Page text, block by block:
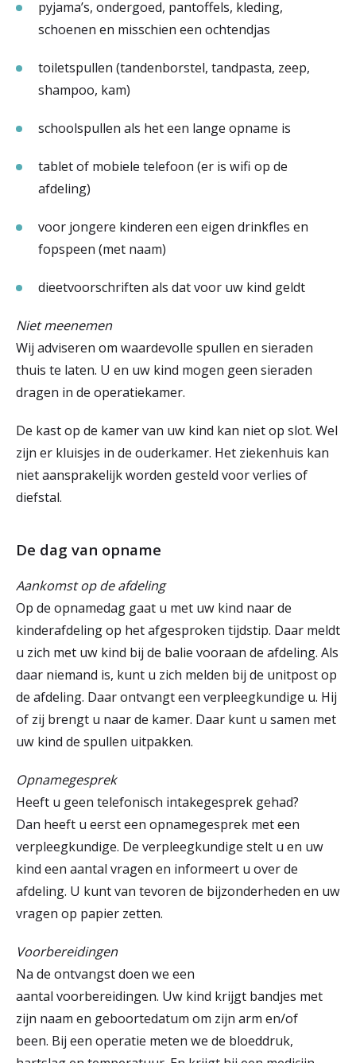
pyjama’s, ondergoed, pantoffels, kleding,
schoenen en misschien een ochtendjas
toiletspullen (tandenborstel, tandpasta, zeep,
shampoo, kam)
schoolspullen als het een lange opname is
tablet of mobiele telefoon (er is wifi op de
afdeling)
voor jongere kinderen een eigen drinkfles en
fopspeen (met naam)
dieetvoorschriften als dat voor uw kind geldt
Niet meenemen
Wij adviseren om waardevolle spullen en sieraden
thuis te laten. U en uw kind mogen geen sieraden
dragen in de operatiekamer.
De kast op de kamer van uw kind kan niet op slot. Wel
zijn er kluisjes in de ouderkamer. Het ziekenhuis kan
niet aansprakelijk worden gesteld voor verlies of
diefstal.
De dag van opname
Aankomst op de afdeling
Op de opnamedag gaat u met uw kind naar de
kinderafdeling op het afgesproken tijdstip. Daar meldt
u zich met uw kind bij de balie vooraan de afdeling. Als
daar niemand is, kunt u zich melden bij de unitpost op
de afdeling. Daar ontvangt een verpleegkundige u. Hij
of zij brengt u naar de kamer. Daar kunt u samen met
uw kind de spullen uitpakken.
Opnamegesprek
Heeft u geen telefonisch intakegesprek gehad?
Dan heeft u eerst een opnamegesprek met een
verpleegkundige. De verpleegkundige stelt u en uw
kind een aantal vragen en informeert u over de
afdeling. U kunt van tevoren de bijzonderheden en uw
vragen op papier zetten.
Voorbereidingen
Na de ontvangst doen we een
aantal voorbereidingen. Uw kind krijgt bandjes met
zijn naam en geboortedatum om zijn arm en/of
been. Bij een operatie meten we de bloeddruk,